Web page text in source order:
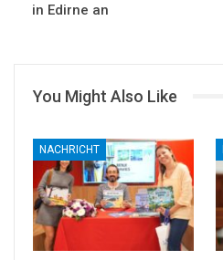
in Edirne an
You Might Also Like
NACHRICHT